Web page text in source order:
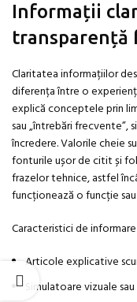
Informații
transparență
Claritatea informațiilor
diferența între o
explică conceptele prin
sau „întrebări frecvente”,
încredere. Valorile cheie
fonturile ușor de citit și
frazelor tehnice, astfel
funcționează o funcție
Caracteristici de
Articole explicative
Simulatoare vizuale